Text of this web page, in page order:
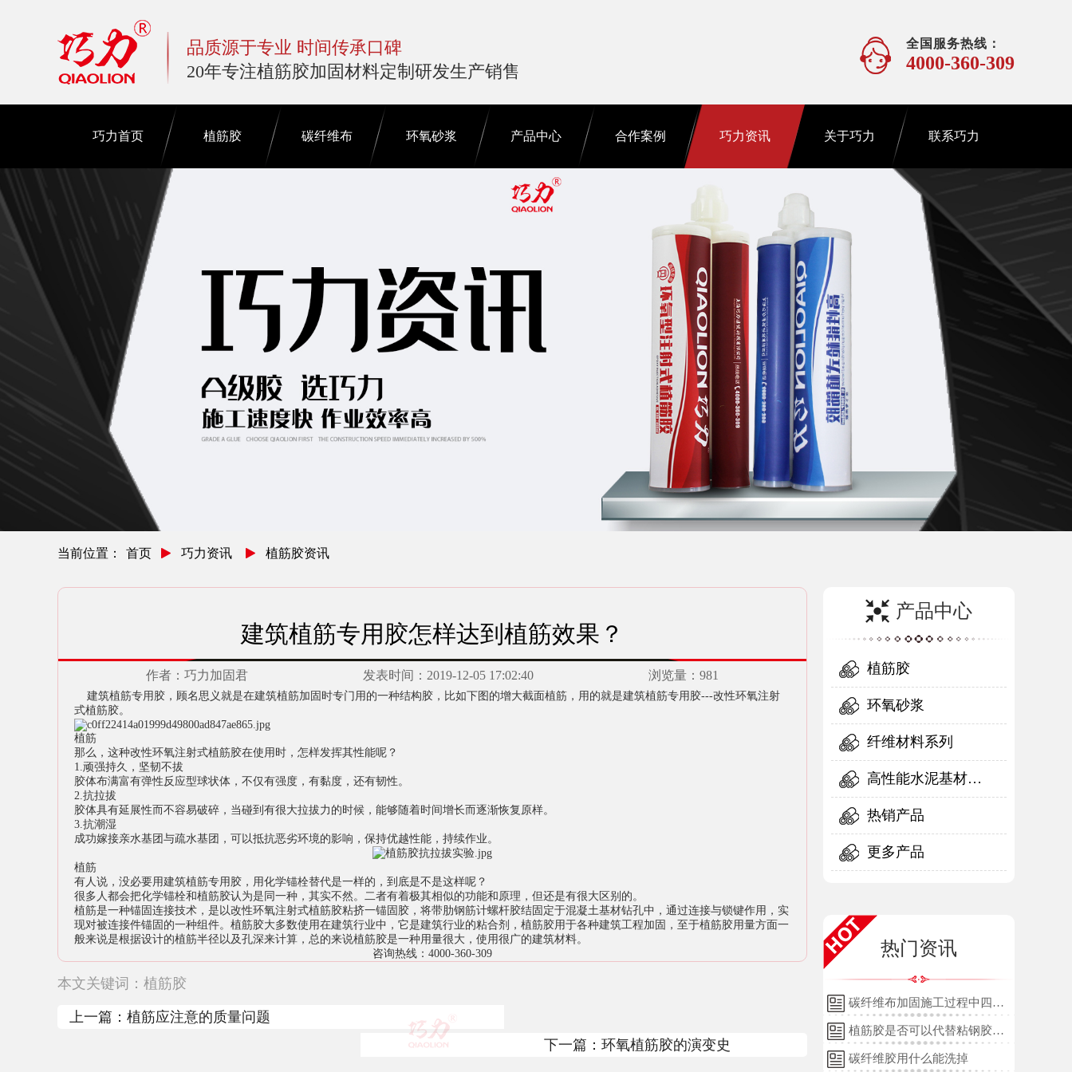
品质源于专业 时间传承口碑
20年专注植筋胶加固材料定制研发生产销售
全国服务热线：
4000-360-309
巧力首页 植筋胶 碳纤维布 环氧砂浆 产品中心 合作案例 巧力资讯 关于巧力 联系巧力
当前位置： 首页 巧力资讯 植筋胶资讯
建筑植筋专用胶怎样达到植筋效果？
作者： 巧力加固君 发表时间： 2019-12-05 17:02:40 浏览量： 981
建筑植筋专用胶，顾名思义就是在建筑植筋加固时专门用的一种结构胶，比如下图的增大截面植筋，用的就是建筑植筋专用胶---改性环氧注射
式植筋胶。
植筋
那么，这种改性环氧注射式植筋胶在使用时，怎样发挥其性能呢？
1.顽强持久，坚韧不拔
胶体布满富有弹性反应型球状体，不仅有强度，有黏度，还有韧性。
2.抗拉拔
胶体具有延展性而不容易破碎，当碰到有很大拉拔力的时候，能够随着时间增长而逐渐恢复原样。
3.抗潮湿
成功嫁接亲水基团与疏水基团，可以抵抗恶劣环境的影响，保持优越性能，持续作业。
植筋
有人说，没必要用建筑植筋专用胶，用化学锚栓替代是一样的，到底是不是这样呢？
很多人都会把化学锚栓和植筋胶认为是同一种，其实不然。二者有着极其相似的功能和原理，但还是有很大区别的。
植筋是一种锚固连接技术，是以改性环氧注射式植筋胶粘挤一锚固胶，将带肋钢筋计螺杆胶结固定于混凝土基材钻孔中，通过连接与锁键作用，实
现对被连接件锚固的一种组件。植筋胶大多数使用在建筑行业中，它是建筑行业的粘合剂，植筋胶用于各种建筑工程加固，至于植筋胶用量方面一
般来说是根据设计的植筋半径以及孔深来计算，总的来说植筋胶是一种用量很大，使用很广的建筑材料。
咨询热线：4000-360-309
本文关键词： 植筋胶
上一篇： 植筋应注意的质量问题
下一篇： 环氧植筋胶的演变史
产品中心
植筋胶
环氧砂浆
纤维材料系列
高性能水泥基材料
系列
热销产品
更多产品
热门资讯
碳纤维布加固施工过程中四个
细节的详细说明
植筋胶是否可以代替粘钢胶使
用？
碳纤维胶用什么能洗掉